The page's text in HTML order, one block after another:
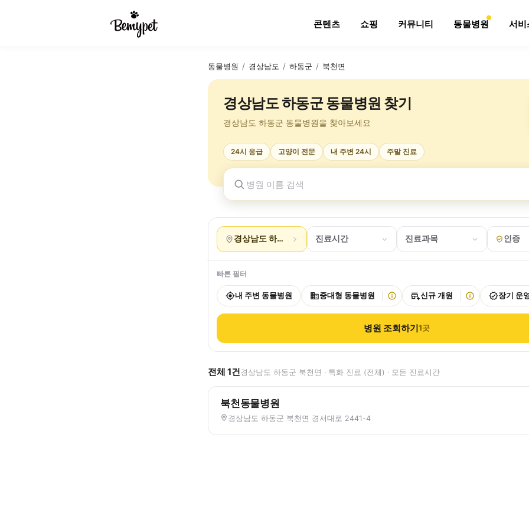
콘텐츠 쇼핑 커뮤니티 동물병원 서비
동물병원 / 경상남도 / 하동군 / 북천면
경상남도 하동군 동물병원 찾기
경상남도 하동군 동물병원을 찾아보세요
24시 응급 고양이 전문 내 주변 24시 주말 진료
경상남도 하동군 북천면진료시간 진료과목 인증
빠른 필터
내 주변 동물병원 중대형 동물병원 신규 개원 장기 운
병원 조회하기1곳
전체 1건경상남도 하동군 북천면 · 특화 진료 (전체) · 모든 진료시간
북천동물병원
경상남도 하동군 북천면 경서대로 2441-4